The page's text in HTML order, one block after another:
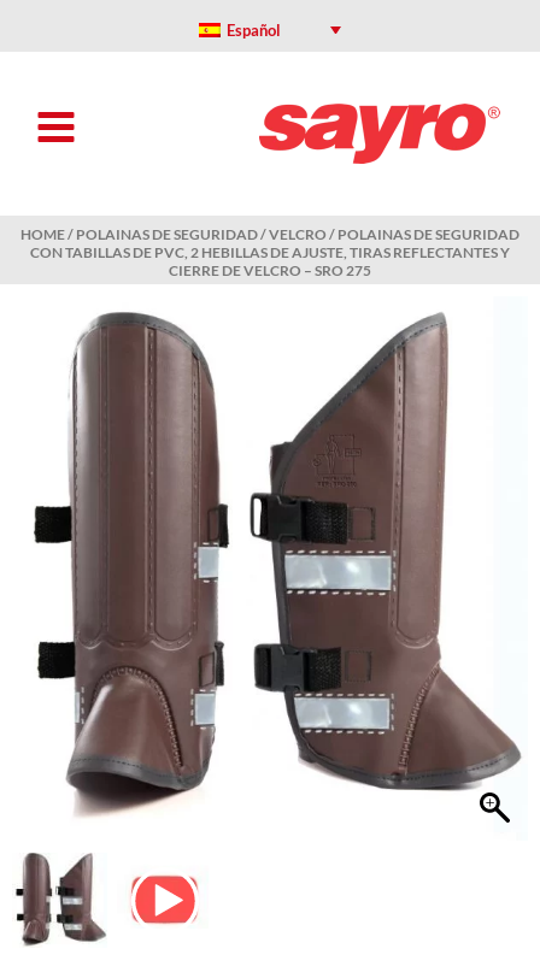
Español
HOME/ POLAINAS DE SEGURIDAD/VELCRO / POLAINAS DE SEGURIDAD
CON TABILLAS DE PVC, 2 HEBILLAS DE AJUSTE, TIRAS REFLECTANTES Y
CIERRE DE VELCRO – SRO 275